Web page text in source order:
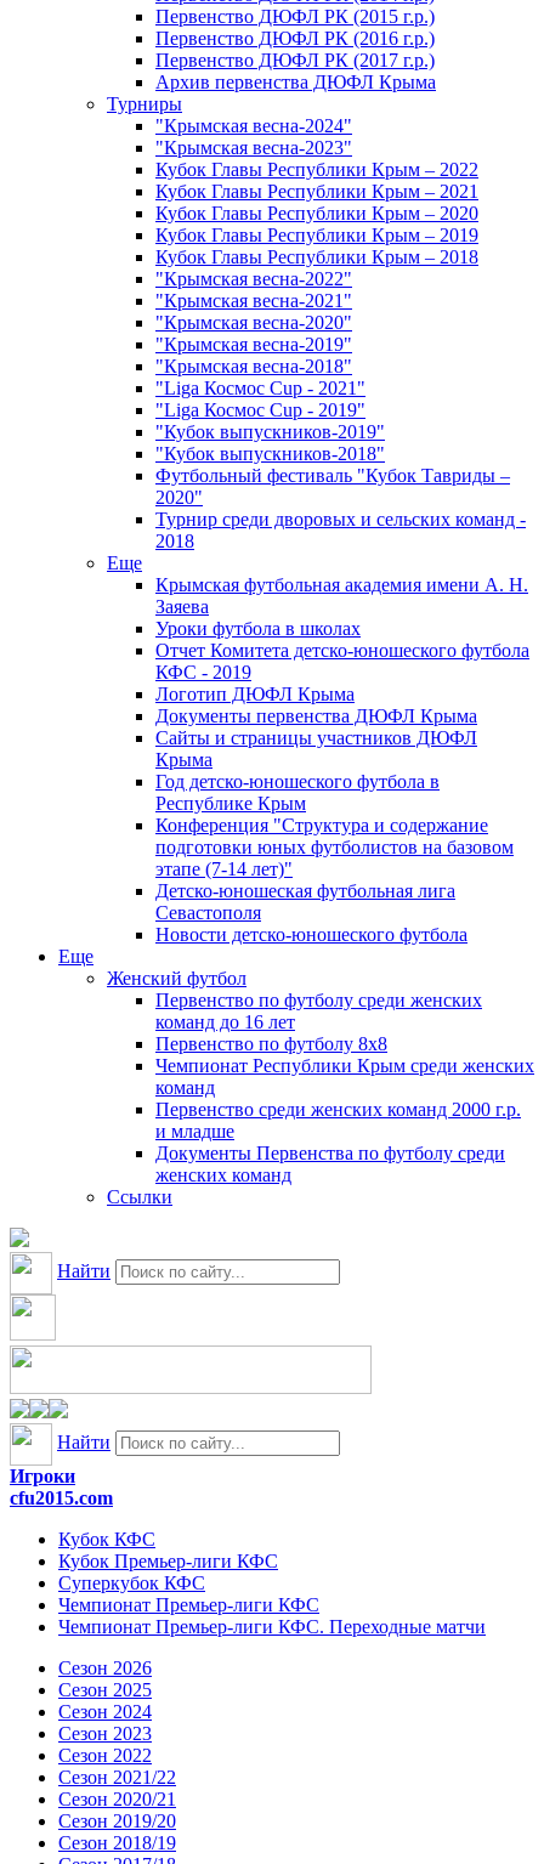
Первенство ДЮФЛ РК (2015 г.р.)
Первенство ДЮФЛ РК (2016 г.р.)
Первенство ДЮФЛ РК (2017 г.р.)
Архив первенства ДЮФЛ Крыма
Турниры
"Крымская весна-2024"
"Крымская весна-2023"
Кубок Главы Республики Крым – 2022
Кубок Главы Республики Крым – 2021
Кубок Главы Республики Крым – 2020
Кубок Главы Республики Крым – 2019
Кубок Главы Республики Крым – 2018
"Крымская весна-2022"
"Крымская весна-2021"
"Крымская весна-2020"
"Крымская весна-2019"
"Крымская весна-2018"
"Liga Космос Cup - 2021"
"Liga Космос Cup - 2019"
"Кубок выпускников-2019"
"Кубок выпускников-2018"
Футбольный фестиваль "Кубок Тавриды –
2020"
Турнир среди дворовых и сельских команд -
2018
Еще
Крымская футбольная академия имени А. Н.
Заяева
Уроки футбола в школах
Отчет Комитета детско-юношеского футбола
КФС - 2019
Логотип ДЮФЛ Крыма
Документы первенства ДЮФЛ Крыма
Сайты и страницы участников ДЮФЛ
Крыма
Год детско-юношеского футбола в
Республике Крым
Конференция "Структура и содержание
подготовки юных футболистов на базовом
этапе (7-14 лет)"
Детско-юношеская футбольная лига
Севастополя
Новости детско-юношеского футбола
Еще
Женский футбол
Первенство по футболу среди женских
команд до 16 лет
Первенство по футболу 8х8
Чемпионат Республики Крым среди женских
команд
Первенство среди женских команд 2000 г.р.
и младше
Документы Первенства по футболу среди
женских команд
Ссылки
Найти
Найти
Игроки
cfu2015.com
Кубок КФС
Кубок Премьер-лиги КФС
Суперкубок КФС
Чемпионат Премьер-лиги КФС
Чемпионат Премьер-лиги КФС. Переходные матчи
Сезон 2026
Сезон 2025
Сезон 2024
Сезон 2023
Сезон 2022
Сезон 2021/22
Сезон 2020/21
Сезон 2019/20
Сезон 2018/19